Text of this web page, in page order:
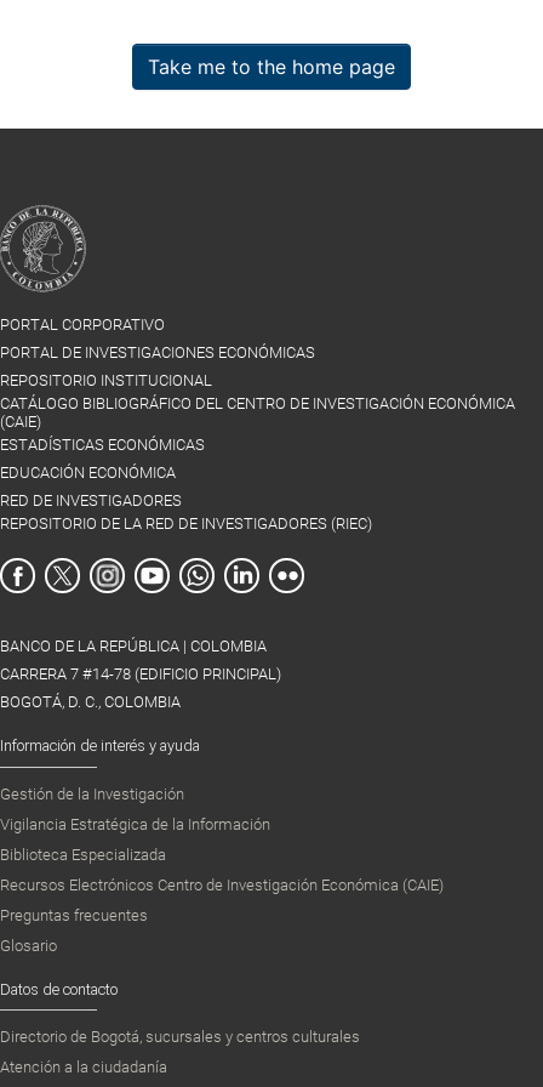
Take me to the home page
PORTAL CORPORATIVO
PORTAL DE INVESTIGACIONES ECONÓMICAS
REPOSITORIO INSTITUCIONAL
CATÁLOGO BIBLIOGRÁFICO DEL CENTRO DE INVESTIGACIÓN ECONÓMICA
(CAIE)
ESTADÍSTICAS ECONÓMICAS
EDUCACIÓN ECONÓMICA
RED DE INVESTIGADORES
REPOSITORIO DE LA RED DE INVESTIGADORES (RIEC)
BANCO DE LA REPÚBLICA | COLOMBIA
CARRERA 7 #14-78 (EDIFICIO PRINCIPAL)
BOGOTÁ, D. C., COLOMBIA
Información de interés y ayuda
Gestión de la Investigación
Vigilancia Estratégica de la Información
Biblioteca Especializada
Recursos Electrónicos Centro de Investigación Económica (CAIE)
Preguntas frecuentes
Glosario
Datos de contacto
Directorio de Bogotá, sucursales y centros culturales
Atención a la ciudadanía